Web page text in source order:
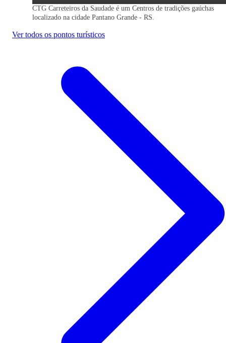
CTG Carreteiros da Saudade é um Centros de tradições gaúchas
localizado na cidade Pantano Grande - RS.
Ver todos os pontos turísticos